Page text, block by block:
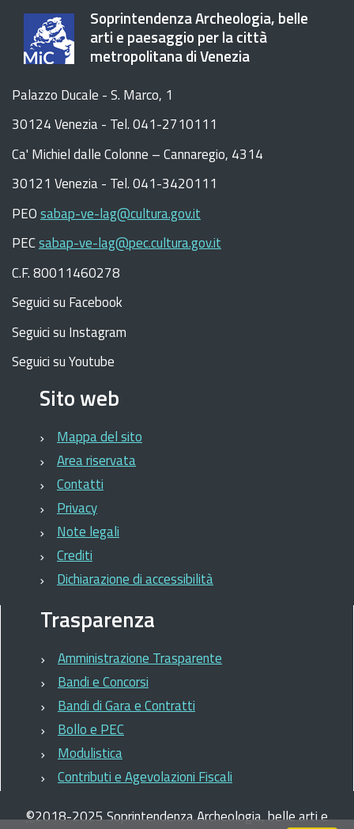
Soprintendenza Archeologia, belle
arti e paesaggio per la città
metropolitana di Venezia
Palazzo Ducale - S. Marco, 1
30124 Venezia - Tel. 041-2710111
Ca' Michiel dalle Colonne – Cannaregio, 4314
30121 Venezia - Tel. 041-3420111
PEOsabap-ve-lag@cultura.gov.it
PECsabap-ve-lag@pec.cultura.gov.it
C.F. 80011460278
Seguici su Facebook
Seguici su Instagram
Seguici su Youtube
Sito web
Mappa del sito
Area riservata
Contatti
Privacy
Note legali
Crediti
Dichiarazione di accessibilità
Trasparenza
Amministrazione Trasparente
Bandi e Concorsi
Bandi di Gara e Contratti
Bollo e PEC
Modulistica
Contributi e Agevolazioni Fiscali
©2018-2025Soprintendenza Archeologia, belle arti e